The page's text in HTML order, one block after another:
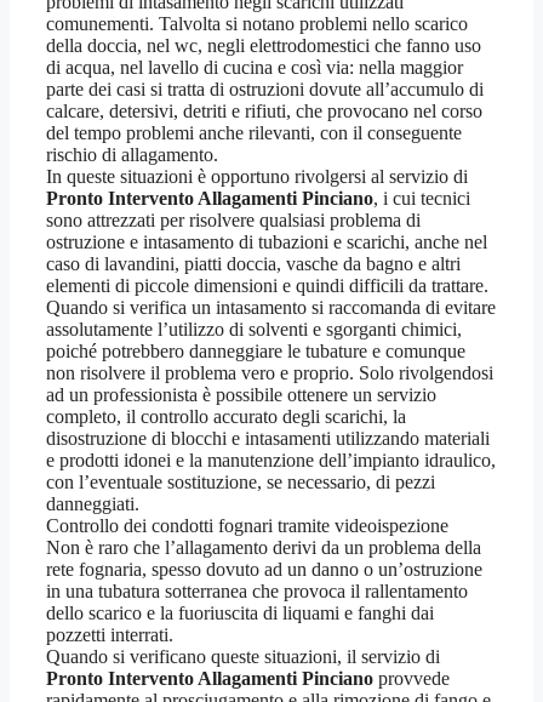
comunementi. Talvolta si notano problemi nello scarico
della doccia, nel wc, negli elettrodomestici che fanno uso
di acqua, nel lavello di cucina e così via: nella maggior
parte dei casi si tratta di ostruzioni dovute all’accumulo di
calcare, detersivi, detriti e rifiuti, che provocano nel corso
del tempo problemi anche rilevanti, con il conseguente
rischio di allagamento.
In queste situazioni è opportuno rivolgersi al servizio di
Pronto Intervento Allagamenti Pinciano, i cui tecnici
sono attrezzati per risolvere qualsiasi problema di
ostruzione e intasamento di tubazioni e scarichi, anche nel
caso di lavandini, piatti doccia, vasche da bagno e altri
elementi di piccole dimensioni e quindi difficili da trattare.
Quando si verifica un intasamento si raccomanda di evitare
assolutamente l’utilizzo di solventi e sgorganti chimici,
poiché potrebbero danneggiare le tubature e comunque
non risolvere il problema vero e proprio. Solo rivolgendosi
ad un professionista è possibile ottenere un servizio
completo, il controllo accurato degli scarichi, la
disostruzione di blocchi e intasamenti utilizzando materiali
e prodotti idonei e la manutenzione dell’impianto idraulico,
con l’eventuale sostituzione, se necessario, di pezzi
danneggiati.
Controllo dei condotti fognari tramite videoispezione
Non è raro che l’allagamento derivi da un problema della
rete fognaria, spesso dovuto ad un danno o un’ostruzione
in una tubatura sotterranea che provoca il rallentamento
dello scarico e la fuoriuscita di liquami e fanghi dai
pozzetti interrati.
Quando si verificano queste situazioni, il servizio di
Pronto Intervento Allagamenti Pinciano provvede